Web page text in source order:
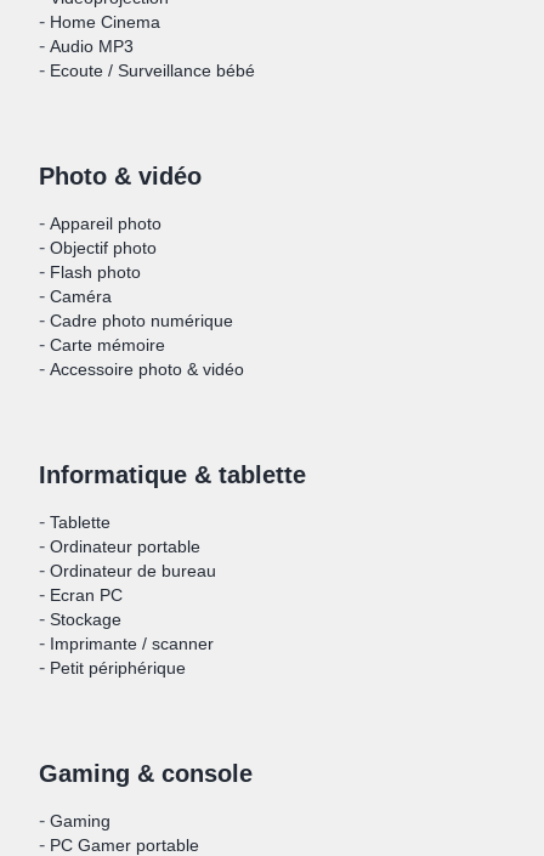
- Home Cinema
- Audio MP3
- Ecoute / Surveillance bébé
Photo & vidéo
- Appareil photo
- Objectif photo
- Flash photo
- Caméra
- Cadre photo numérique
- Carte mémoire
- Accessoire photo & vidéo
Informatique & tablette
- Tablette
- Ordinateur portable
- Ordinateur de bureau
- Ecran PC
- Stockage
- Imprimante / scanner
- Petit périphérique
Gaming & console
- Gaming
- PC Gamer portable